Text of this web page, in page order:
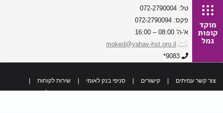
טל: 072-2790004
פקס: 072-2790094
א'-ה' 08:00 – 16:00
moked@yahav-hst.org.il
9083*
צור קשר עמיתים קישורים סניפי בנק לאומי שירות לקוחות
כל הזכויות שמורות